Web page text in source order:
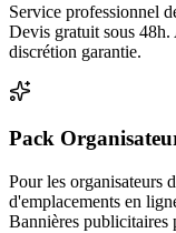
Service professionnel
Devis gratuit sous
discrétion garantie.
Pack
Pour les organisateurs
d'emplacements en
Bannières publicitaires